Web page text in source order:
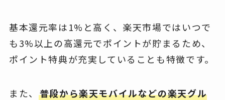
基本還元率は1%と高く、楽天市場ではいつで
も3%以上の高還元でポイントが貯まるため、
ポイント特典が充実していることも特徴です。
また、 普段から楽天モバイルなどの楽天グル